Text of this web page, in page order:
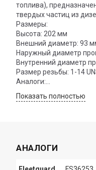
топлива),
твердых частиц из
Размеры:
Высота: 202 мм
Внешний диаметр: 93
Наружный диаметр
Внутренний диаметр
Размер резьбы: 1-14
Аналоги:
Костромской фильтр:
Donaldson: P558000
Luber-finer: LFF8020
Показать полностью
АНАЛОГИ